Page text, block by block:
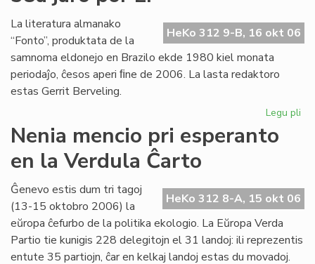
HeKo 312 9-B, 16 okt 06
La literatura almanako
“Fonto”, produktata de la
samnoma eldonejo en Brazilo ekde 1980 kiel monata
periodaĵo, ĉesos aperi ﬁne de 2006. La lasta redaktoro
estas Gerrit Berveling.
Legu pli
la
LF
Nenia mencio pri esperanto
en la Verdula Ĉarto
HeKo 312 8-A, 15 okt 06
Ĝenevo estis dum tri tagoj
(13-15 oktobro 2006) la
eŭropa ĉefurbo de la politika ekologio. La Eŭropa Verda
Partio tie kunigis 228 delegitojn el 31 landoj: ili reprezentis
entute 35 partiojn, ĉar en kelkaj landoj estas du movadoj.